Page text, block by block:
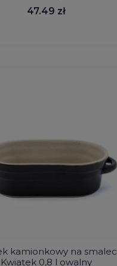
47.49 zł
kamionkowy na smalec
Kwiatek 0,8 l owalny